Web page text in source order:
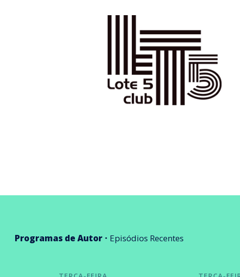
Programas de Autor Episódios Recentes